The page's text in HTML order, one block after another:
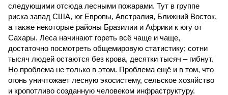
следующими отсюда лесными пожарами. Тут в группе
риска запад США, юг Европы, Австралия, Ближний Восток,
а также некоторые районы Бразилии и Африки к югу от
Сахары. Леса начинают гореть всё чаще и чаще,
достаточно посмотреть общемировую статистику; сотни
тысяч людей остаются без крова, десятки тысяч – гибнут.
Но проблема не только в этом. Проблема ещё и в том, что
огонь уничтожает лесную экосистему, сельское хозяйство
и кропотливо созданную человеком инфраструктуру.